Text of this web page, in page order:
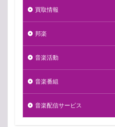
買取情報
邦楽
音楽活動
音楽番組
音楽配信サービス